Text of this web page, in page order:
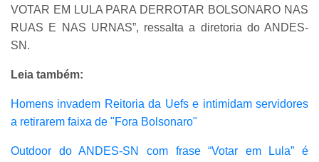
VOTAR EM LULA PARA DERROTAR BOLSONARO NAS
RUAS E NAS URNAS”, ressalta a diretoria do ANDES-
SN.
Leia também:
Homens invadem Reitoria da Uefs e intimidam servidores
a retirarem faixa de "Fora Bolsonaro"
Outdoor do ANDES-SN com frase “Votar em Lula” é